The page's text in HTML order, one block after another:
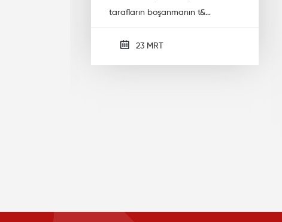
tarafların boşanmanın t&…
23 MRT
Ticaret ve Şirketler Hukuku